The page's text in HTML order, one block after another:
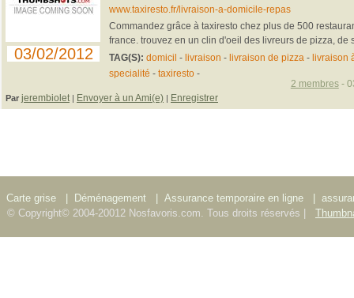
03/02/2012
www.taxiresto.fr/livraison-a-domicile-repas
Commandez grâce à taxiresto chez plus de 500
france. trouvez en un clin d'oeil des livreurs de pizza, de
TAG(S): domicil - livraison - livraison de pizza - livraison
specialité - taxiresto-
Par jerembiolet | Envoyer à un Ami(e) | Enregistrer
2 membres-
Carte grise Déménagement Assurance temporaire en ligne
© Copyright© 2004-20012 Nosfavoris.com. Tous droits réservés |